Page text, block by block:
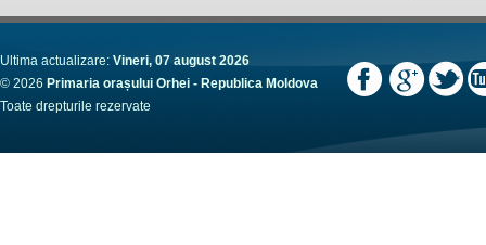
Ultima actualizare: Vineri, 07 august 2026
© 2026 Primaria orașului Orhei - Republica Moldova
Toate drepturile rezervate